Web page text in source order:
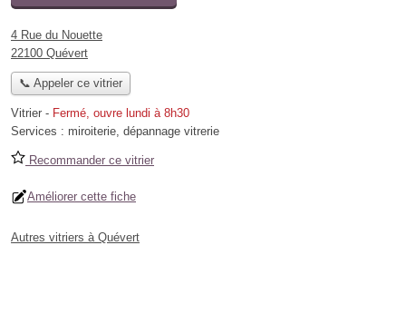
4 Rue du Nouette
22100 Quévert
📞 Appeler ce vitrier
Vitrier - Fermé, ouvre lundi à 8h30
Services : miroiterie, dépannage vitrerie
Recommander ce vitrier
Améliorer cette fiche
Autres vitriers à Quévert